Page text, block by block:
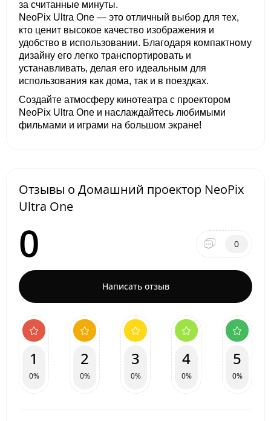
за считанные минуты.
NeoPix Ultra One — это отличный выбор для тех,
кто ценит высокое качество изображения и
удобство в использовании. Благодаря компактному
дизайну его легко транспортировать и
устанавливать, делая его идеальным для
использования как дома, так и в поездках.
Создайте атмосферу кинотеатра с проектором
NeoPix Ultra One и наслаждайтесь любимыми
фильмами и играми на большом экране!
Отзывы о Домашний проектор NeoPix
Ultra One
0 0
Написать отзыв
1
0%
2
0%
3
0%
4
0%
5
0%